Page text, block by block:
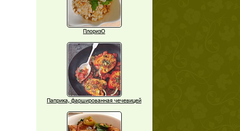
ПлоризО
Паприка, фаршированная чечевицей